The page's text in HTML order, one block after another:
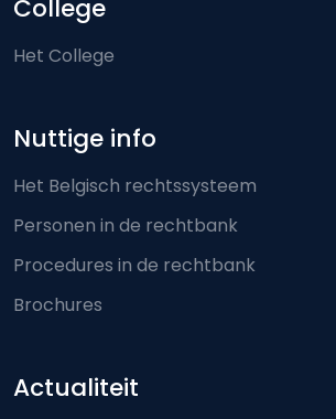
College
Het College
Nuttige info
Het Belgisch rechtssysteem
Personen in de rechtbank
Procedures in de rechtbank
Brochures
Actualiteit